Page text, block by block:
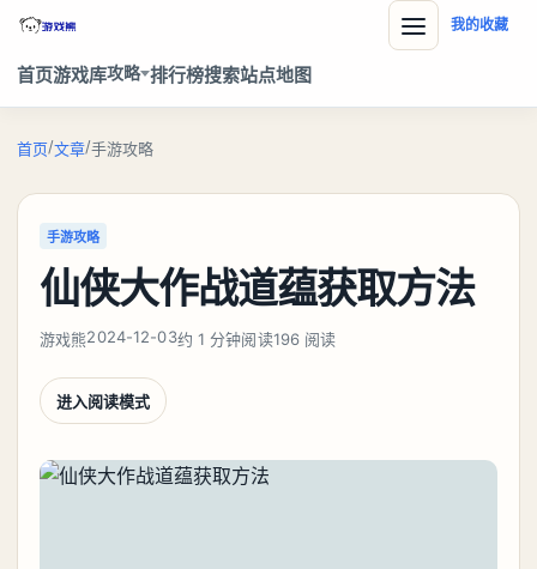
首页游戏库攻略 排行榜搜索站点地图
我的收藏
首页/文章/手游攻略
手游攻略
仙侠大作战道蕴获取方法
游戏熊2024-12-03约 1 分钟阅读196 阅读
进入阅读模式